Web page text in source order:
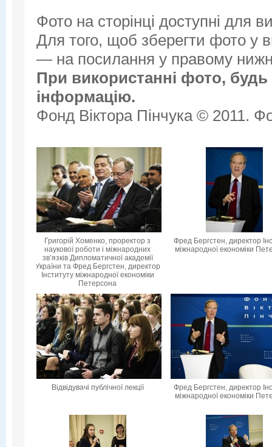
Фото на сторінці доступні для
Для того, щоб зберегти фото у
— на посилання у правому
При використанні фото, будь
інформацію.
Фонд Віктора Пінчука © 2011.
Григорій Хоменко, проректор з
наукової роботи і міжнародних
зв’язків Дипломатичної академії
України та Фред Бергстен, директор
Інституту міжнародної економіки
Петерсона
Фред Бергстен, директор
міжнародної економіки
Відвідувачі публічної лекції
Фред Бергстен, директор
міжнародної економіки